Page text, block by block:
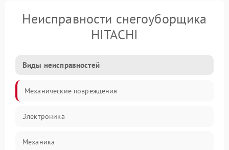
Неисправности снегоуборщика
HITACHI
Виды неисправностей
Механические повреждения
Электроника
Механика